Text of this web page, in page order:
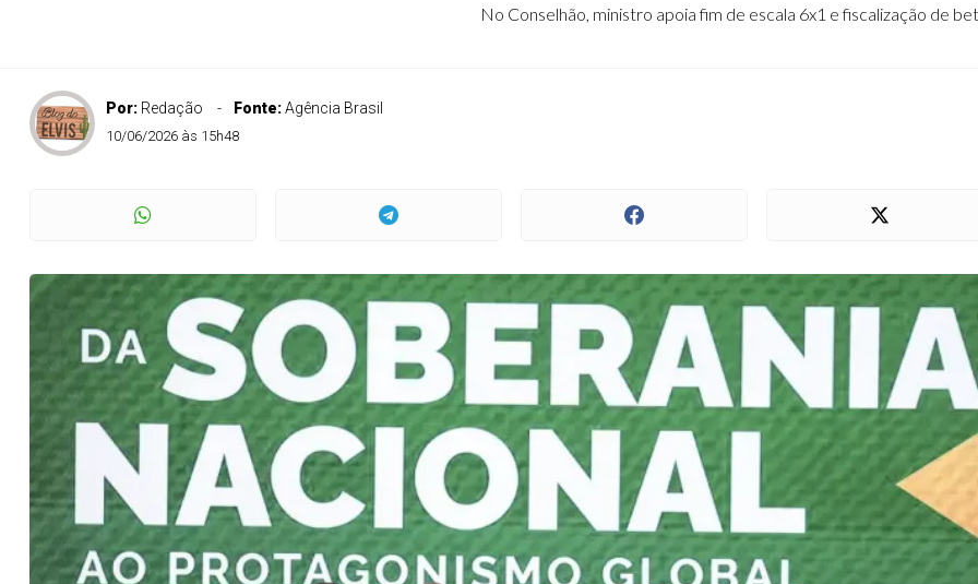
No Conselhão, ministro apoia fim de escala 6x1 e fiscalização de
Por: Redação Fonte:Agência Brasil
10/06/2026 às 15h48